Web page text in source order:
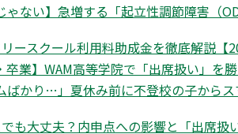
ゃない】急増する「起立性調節障害（
ースクール利用料助成金を徹底解説
卒業】WAM高等学院で「出席扱い」
ばかり…」夏休み前に不登校の子から
も大丈夫？内申点への影響と「出席